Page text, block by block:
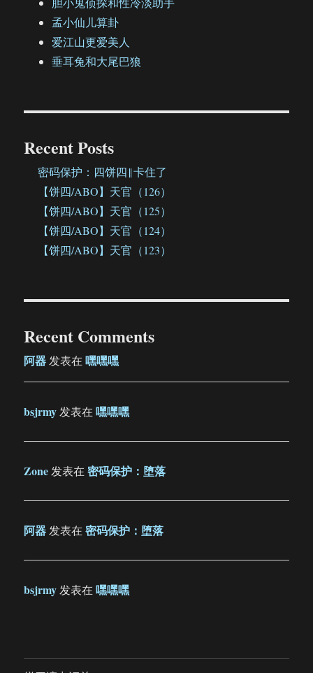
孟小仙儿算卦
爱江山更爱美人
垂耳兔和大尾巴狼
Recent Posts
密码保护：四饼四‖卡住了
【饼四/ABO】天官（126）
【饼四/ABO】天官（125）
【饼四/ABO】天官（124）
【饼四/ABO】天官（123）
Recent Comments
阿器发表在嘿嘿嘿
bsjrmy发表在嘿嘿嘿
Zone发表在密码保护：堕落
阿器发表在密码保护：堕落
bsjrmy发表在嘿嘿嘿